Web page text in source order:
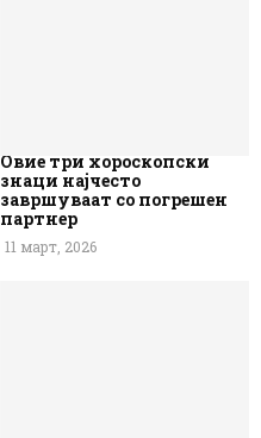
Овие три хороскопски
знаци најчесто
завршуваат со погрешен
партнер
11 март, 2026